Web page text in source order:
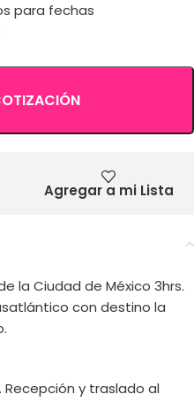
para fechas
Agregar a mi Lista
la Ciudad de México 3hrs.
con destino la
y traslado al